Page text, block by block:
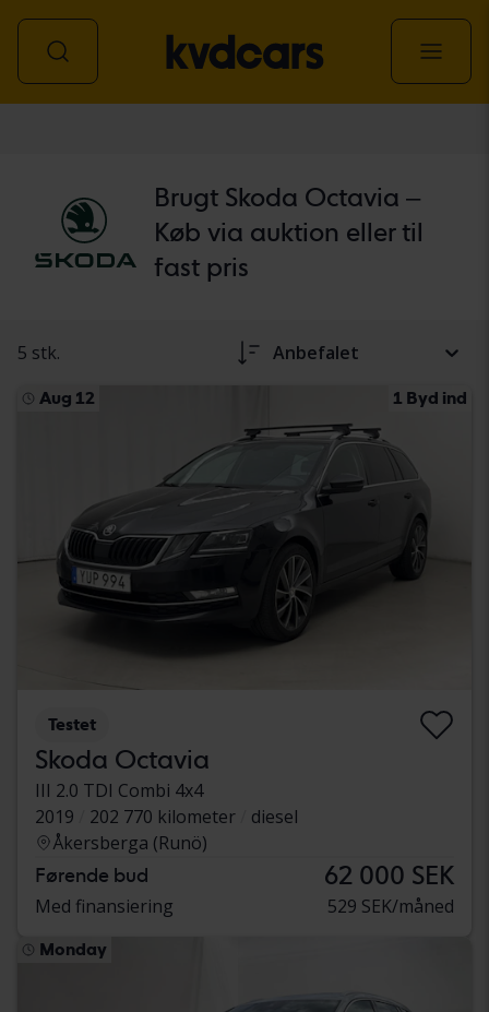
Brugt Skoda Octavia –
Køb via auktion eller til
fast pris
5 stk. Anbefalet
Aug 12 1 Byd ind
Testet
Skoda Octavia
III 2.0 TDI Combi 4x4
2019
202 770 kilometer
diesel
Åkersberga (Runö)
Førende bud 62 000 SEK
Med finansiering 529 SEK/måned
Monday